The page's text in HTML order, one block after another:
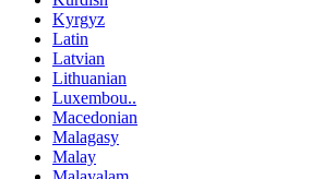
Kyrgyz
Latin
Latvian
Lithuanian
Luxembou..
Macedonian
Malagasy
Malay